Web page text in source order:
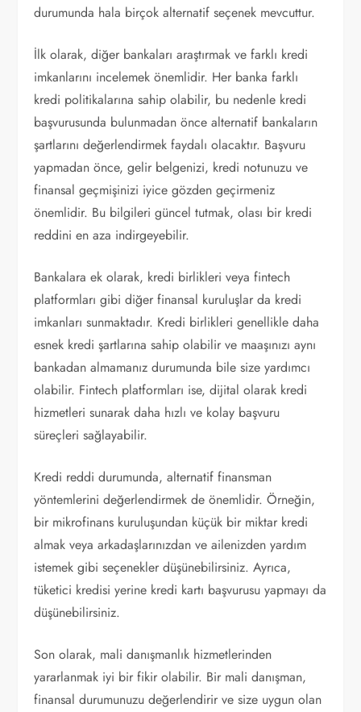
durumunda hala birçok alternatif seçenek mevcuttur.
İlk olarak, diğer bankaları araştırmak ve farklı kredi
imkanlarını incelemek önemlidir. Her banka farklı
kredi politikalarına sahip olabilir, bu nedenle kredi
başvurusunda bulunmadan önce alternatif bankaların
şartlarını değerlendirmek faydalı olacaktır. Başvuru
yapmadan önce, gelir belgenizi, kredi notunuzu ve
finansal geçmişinizi iyice gözden geçirmeniz
önemlidir. Bu bilgileri güncel tutmak, olası bir kredi
reddini en aza indirgeyebilir.
Bankalara ek olarak, kredi birlikleri veya fintech
platformları gibi diğer finansal kuruluşlar da kredi
imkanları sunmaktadır. Kredi birlikleri genellikle daha
esnek kredi şartlarına sahip olabilir ve maaşınızı aynı
bankadan almamanız durumunda bile size yardımcı
olabilir. Fintech platformları ise, dijital olarak kredi
hizmetleri sunarak daha hızlı ve kolay başvuru
süreçleri sağlayabilir.
Kredi reddi durumunda, alternatif finansman
yöntemlerini değerlendirmek de önemlidir. Örneğin,
bir mikrofinans kuruluşundan küçük bir miktar kredi
almak veya arkadaşlarınızdan ve ailenizden yardım
istemek gibi seçenekler düşünebilirsiniz. Ayrıca,
tüketici kredisi yerine kredi kartı başvurusu yapmayı da
düşünebilirsiniz.
Son olarak, mali danışmanlık hizmetlerinden
yararlanmak iyi bir fikir olabilir. Bir mali danışman,
finansal durumunuzu değerlendirir ve size uygun olan